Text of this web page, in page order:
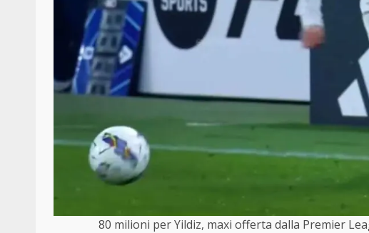
80 milioni per Yildiz, maxi offerta dalla Premier